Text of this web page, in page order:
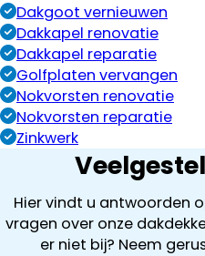
Dakgoot vernieuwen
Dakkapel renovatie
Dakkapel reparatie
Golfplaten vervangen
Nokvorsten renovatie
Nokvorsten reparatie
Zinkwerk
Hier vindt u antwoorden
vragen over onze
er niet bij? Neem